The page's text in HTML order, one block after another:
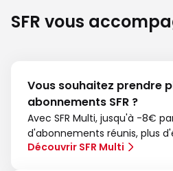
SFR vous
Vous souhaitez prendre
abonnements SFR ?
Avec SFR Multi, jusqu'à -8€
d'abonnements réunis, plus
Découvrir SFR Multi